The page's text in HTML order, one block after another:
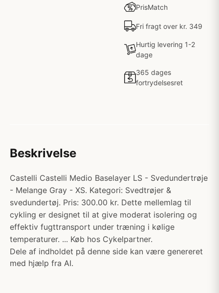
PrisMatch
Fri fragt over kr. 349
Hurtig levering 1-2
dage
365 dages
fortrydelsesret
Beskrivelse
Castelli Castelli Medio Baselayer LS - Svedundertrøje
- Melange Gray - XS. Kategori: Svedtrøjer &
svedundertøj. Pris: 300.00 kr. Dette mellemlag til
cykling er designet til at give moderat isolering og
effektiv fugttransport under træning i kølige
temperaturer. ... Køb hos Cykelpartner.
Dele af indholdet på denne side kan være genereret
med hjælp fra AI.